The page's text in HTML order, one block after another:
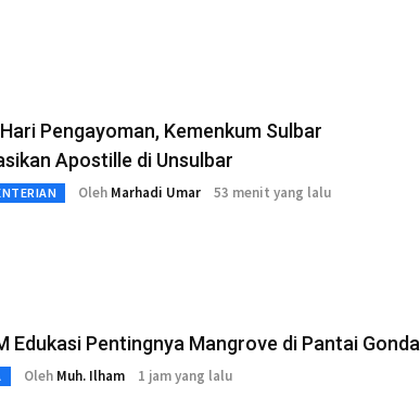
Pengayoman, Kemenkum Sulbar
Apostille di Unsulbar
Oleh Marhadi Umar 53 menit yang lalu
Edukasi Pentingnya Mangrove di Pantai Gonda
Oleh Muh. Ilham 1 jam yang lalu